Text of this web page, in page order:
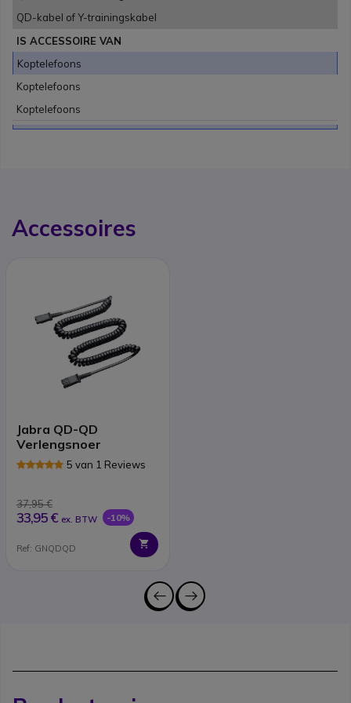
QD-kabel of Y-trainingskabel
IS ACCESSOIRE VAN
Koptelefoons
Koptelefoons
Koptelefoons
Accessoires
Jabra QD-QD
Verlengsnoer
5 van 1 Reviews
37,95 €
33,95 € ex. BTW -10%
Ref: GNQDQD